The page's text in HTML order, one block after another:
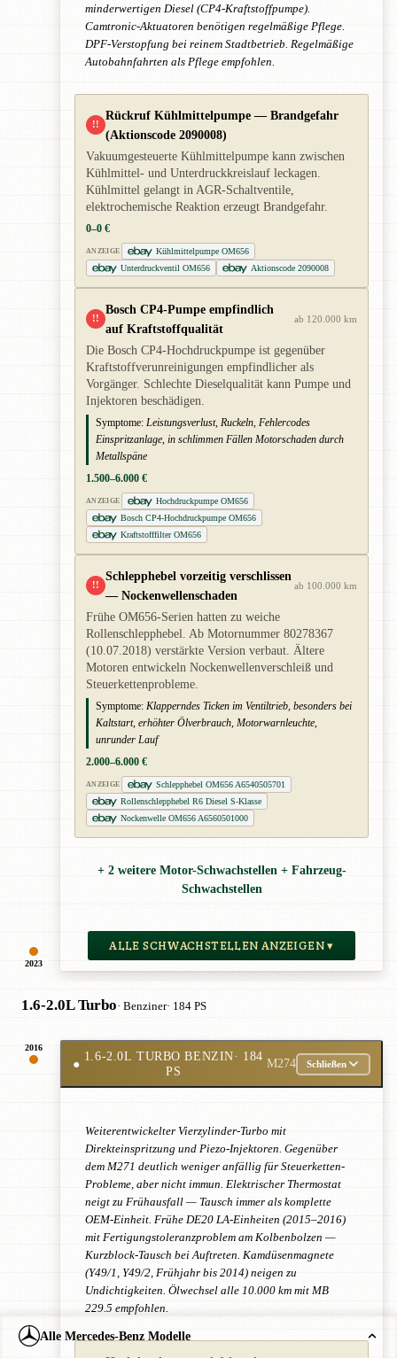
2023
minderwertigen Diesel (CP4-Kraftstoffpumpe).
Camtronic-Aktuatoren benötigen regelmäßige Pflege.
DPF-Verstopfung bei reinem Stadtbetrieb. Regelmäßige
Autobahnfahrten als Pflege empfohlen.
!!
Rückruf Kühlmittelpumpe — Brandgefahr
(Aktionscode 2090008)
Vakuumgesteuerte Kühlmittelpumpe kann zwischen
Kühlmittel- und Unterdruckkreislauf leckagen.
Kühlmittel gelangt in AGR-Schaltventile,
elektrochemische Reaktion erzeugt Brandgefahr.
0–0 €
ANZEIGE
Kühlmittelpumpe OM656
Unterdruckventil OM656
Aktionscode 2090008
!!
Bosch CP4-Pumpe empfindlich
auf Kraftstoffqualität
ab 120.000 km
Die Bosch CP4-Hochdruckpumpe ist gegenüber
Kraftstoffverunreinigungen empfindlicher als
Vorgänger. Schlechte Dieselqualität kann Pumpe und
Injektoren beschädigen.
Symptome: Leistungsverlust, Ruckeln, Fehlercodes
Einspritzanlage, in schlimmen Fällen Motorschaden durch
Metallspäne
1.500–6.000 €
ANZEIGE
Hochdruckpumpe OM656
Bosch CP4-Hochdruckpumpe OM656
Kraftstofffilter OM656
!!
Schlepphebel vorzeitig verschlissen
— Nockenwellenschaden
ab 100.000 km
Frühe OM656-Serien hatten zu weiche
Rollenschlepphebel. Ab Motornummer 80278367
(10.07.2018) verstärkte Version verbaut. Ältere
Motoren entwickeln Nockenwellenverschleiß und
Steuerkettenprobleme.
Symptome: Klapperndes Ticken im Ventiltrieb, besonders bei
Kaltstart, erhöhter Ölverbrauch, Motorwarnleuchte,
unrunder Lauf
2.000–6.000 €
ANZEIGE
Schlepphebel OM656 A6540505701
Rollenschlepphebel R6 Diesel S-Klasse
Nockenwelle OM656 A6560501000
+ 2 weitere Motor-Schwachstellen + Fahrzeug-
Schwachstellen
ALLE SCHWACHSTELLEN ANZEIGEN ▾
1.6-2.0L Turbo· Benziner· 184 PS
2016
●
1.6-2.0L TURBO BENZIN· 184
PS
M274 Schließen
Weiterentwickelter Vierzylinder-Turbo mit
Direkteinspritzung und Piezo-Injektoren. Gegenüber
dem M271 deutlich weniger anfällig für Steuerketten-
Probleme, aber nicht immun. Elektrischer Thermostat
neigt zu Frühausfall — Tausch immer als komplette
OEM-Einheit. Frühe DE20 LA-Einheiten (2015–2016)
mit Fertigungstoleranzproblem am Kolbenbolzen —
Kurzblock-Tausch bei Auftreten. Kamdüsenmagnete
(Y49/1, Y49/2, Frühjahr bis 2014) neigen zu
Undichtigkeiten. Ölwechsel alle 10.000 km mit MB
229.5 empfohlen.
Alle Mercedes-Benz Modelle